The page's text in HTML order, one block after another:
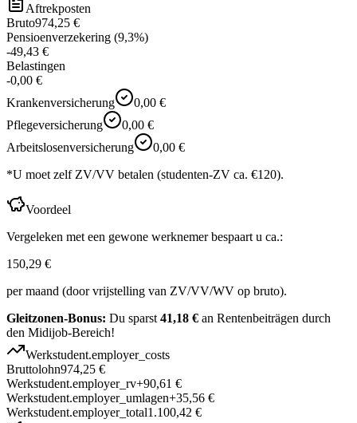
Aftrekposten
Bruto974,25 €
Pensioenverzekering (9,3%)
-49,43 €
Belastingen
-0,00 €
Krankenversicherung
0,00 €
Pflegeversicherung
0,00 €
Arbeitslosenversicherung
0,00 €
*U moet zelf ZV/VV betalen (studenten-ZV ca. €120).
Voordeel
Vergeleken met een gewone werknemer bespaart u ca.:
150,29 €
per maand (door vrijstelling van ZV/VV/WV op bruto).
Gleitzonen-Bonus: Du sparst 41,18 € an Rentenbeiträgen durch
den Midijob-Bereich!
Werkstudent.employer_costs
Bruttolohn974,25 €
Werkstudent.employer_rv+90,61 €
Werkstudent.employer_umlagen+35,56 €
Werkstudent.employer_total1.100,42 €